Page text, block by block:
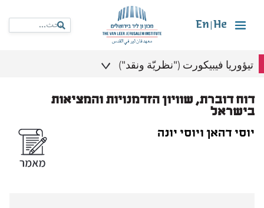
He
En
تيؤوريا فيبيكورت ("نظريّة ونقد")
דוח דוברת, שוויון הזדמנויות והמציאות
בישראל
יוסי דהאן ויוסי יונה